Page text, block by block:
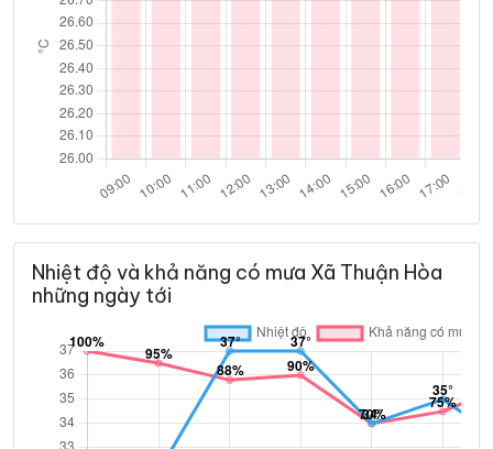
Nhiệt độ và khả năng có mưa Xã Thuận Hòa
những ngày tới